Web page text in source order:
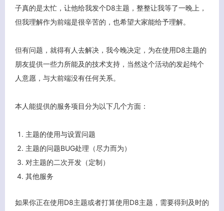
子真的是太忙，让他给我发个D8主题，整整让我等了一晚上，
但我理解作为前端是很辛苦的，也希望大家能给予理解。
但有问题，就得有人去解决，我今晚决定，为在使用D8主题的
朋友提供一些力所能及的技术支持，当然这个活动的发起纯个
人意愿，与大前端没有任何关系。
本人能提供的服务项目分为以下几个方面：
主题的使用与设置问题
主题的问题BUG处理（尽力而为）
对主题的二次开发（定制）
其他服务
如果你正在使用D8主题或者打算使用D8主题，需要得到及时的